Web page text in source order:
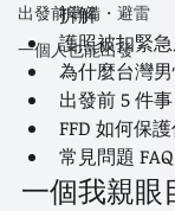
出發前準備・避雷
一個人也能出發
拆解
護照被扣緊
為什麼台灣
出發前 5 件
FFD 如何保
常見問題
一個我親眼